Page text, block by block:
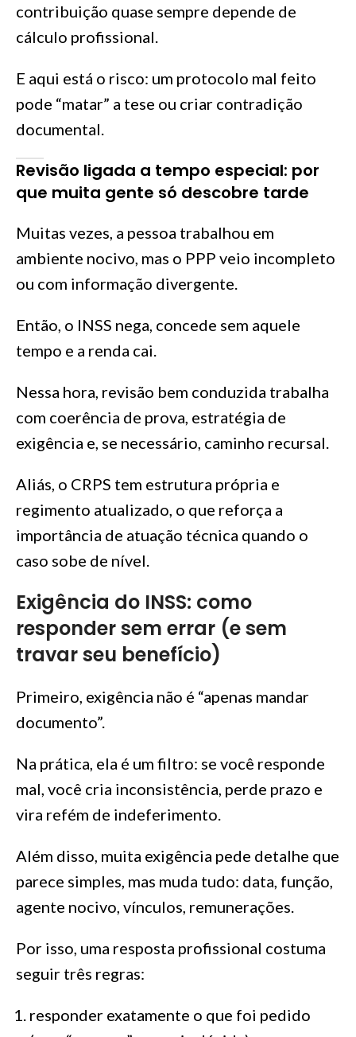
contribuição quase sempre depende de
cálculo profissional.
E aqui está o risco: um protocolo mal feito
pode “matar” a tese ou criar contradição
documental.
Revisão ligada a tempo especial: por
que muita gente só descobre tarde
Muitas vezes, a pessoa trabalhou em
ambiente nocivo, mas o PPP veio incompleto
ou com informação divergente.
Então, o INSS nega, concede sem aquele
tempo e a renda cai.
Nessa hora, revisão bem conduzida trabalha
com coerência de prova, estratégia de
exigência e, se necessário, caminho recursal.
Aliás, o CRPS tem estrutura própria e
regimento atualizado, o que reforça a
importância de atuação técnica quando o
caso sobe de nível.
Exigência do INSS: como
responder sem errar (e sem
travar seu benefício)
Primeiro, exigência não é “apenas mandar
documento”.
Na prática, ela é um filtro: se você responde
mal, você cria inconsistência, perde prazo e
vira refém de indeferimento.
Além disso, muita exigência pede detalhe que
parece simples, mas muda tudo: data, função,
agente nocivo, vínculos, remunerações.
Por isso, uma resposta profissional costuma
seguir três regras:
responder exatamente o que foi pedido